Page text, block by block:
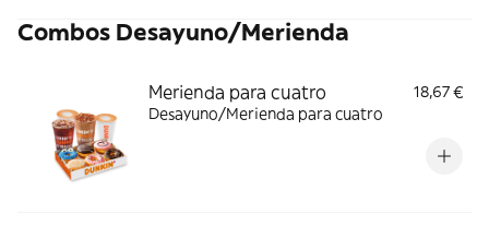
Combos Desayuno/Merienda
Merienda para cuatro
18,67 €
Desayuno/Merienda para cuatro